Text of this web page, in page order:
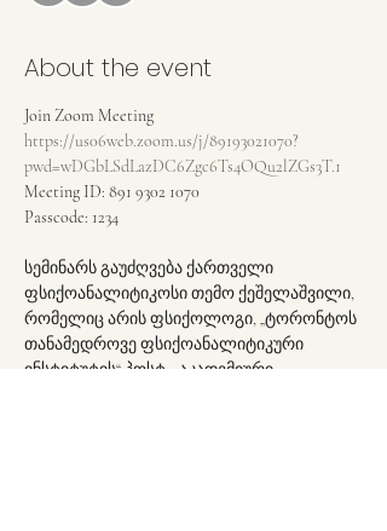
About the event
Join Zoom Meeting
https://us06web.zoom.us/j/89193021070?
pwd=wDGbLSdLazDC6Zgc6Ts4OQu2lZGs3T.1
Meeting ID: 891 9302 1070
Passcode: 1234
სემინარს გაუძღვება ქართველი
ფსიქოანალიტიკოსი თემო ქეშელაშვილი,
რომელიც არის ფსიქოლოგი, „ტორონტოს
თანამედროვე ფსიქოანალიტიკური
ინსტიტუტის“ პოსტ - აკადემიური